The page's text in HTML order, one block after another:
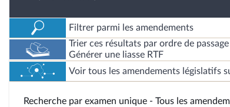
Filtrer parmi les amendements
Trier ces résultats par ordre de passage
Générer une liasse RTF
Voir tous les amendements législatifs
Recherche par examen unique - Tous les